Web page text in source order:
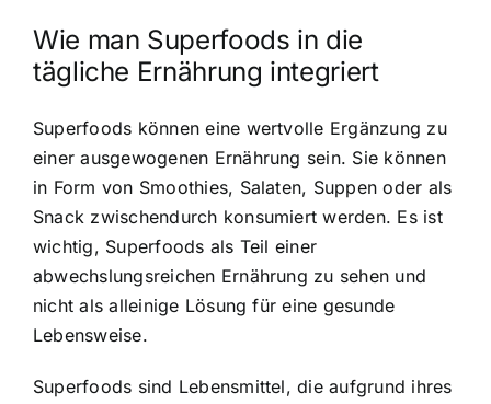
Wie man Superfoods in die
tägliche Ernährung integriert
Superfoods können eine wertvolle Ergänzung zu
einer ausgewogenen Ernährung sein. Sie können
in Form von Smoothies, Salaten, Suppen oder als
Snack zwischendurch konsumiert werden. Es ist
wichtig, Superfoods als Teil einer
abwechslungsreichen Ernährung zu sehen und
nicht als alleinige Lösung für eine gesunde
Lebensweise.
Superfoods sind Lebensmittel, die aufgrund ihres